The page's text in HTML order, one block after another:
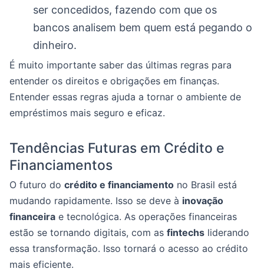
ser concedidos, fazendo com que os
bancos analisem bem quem está pegando o
dinheiro.
É muito importante saber das últimas regras para
entender os direitos e obrigações em finanças.
Entender essas regras ajuda a tornar o ambiente de
empréstimos mais seguro e eficaz.
Tendências Futuras em Crédito e
Financiamentos
O futuro do crédito e financiamento no Brasil está
mudando rapidamente. Isso se deve à inovação
financeira e tecnológica. As operações financeiras
estão se tornando digitais, com as fintechs liderando
essa transformação. Isso tornará o acesso ao crédito
mais eficiente.